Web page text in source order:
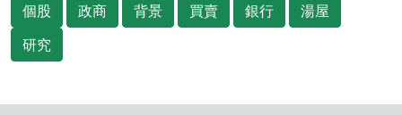
個股
政商 背景 買賣 銀行
湯屋
研究